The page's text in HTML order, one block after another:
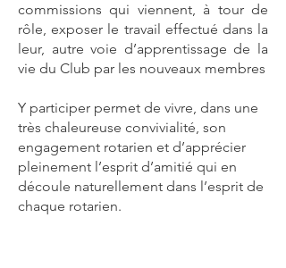
commissions qui viennent, à tour de
rôle, exposer le travail effectué dans la
leur, autre voie d’apprentissage de la
vie du Club par les nouveaux membres
Y participer permet de vivre, dans une
très chaleureuse convivialité, son
engagement rotarien et d’apprécier
pleinement l’esprit d’amitié qui en
découle naturellement dans l’esprit de
chaque rotarien.